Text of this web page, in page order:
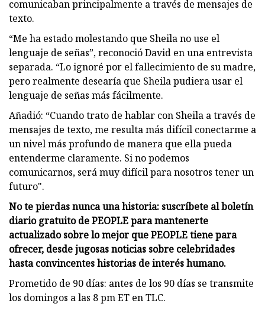
comunicaban principalmente a través de mensajes de
texto.
“Me ha estado molestando que Sheila no use el
lenguaje de señas”, reconoció David en una entrevista
separada. “Lo ignoré por el fallecimiento de su madre,
pero realmente desearía que Sheila pudiera usar el
lenguaje de señas más fácilmente.
Añadió: “Cuando trato de hablar con Sheila a través de
mensajes de texto, me resulta más difícil conectarme a
un nivel más profundo de manera que ella pueda
entenderme claramente. Si no podemos
comunicarnos, será muy difícil para nosotros tener un
futuro".
No te pierdas nunca una historia: suscríbete al boletín
diario gratuito de PEOPLE para mantenerte
actualizado sobre lo mejor que PEOPLE tiene para
ofrecer, desde jugosas noticias sobre celebridades
hasta convincentes historias de interés humano.
Prometido de 90 días: antes de los 90 días se transmite
los domingos a las 8 pm ET en TLC.